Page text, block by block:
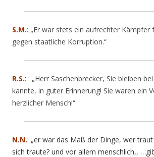
S.M.: „Er war stets ein aufrechter Kämpfer
gegen staatliche Korruption.“
R.S.: : „Herr Saschenbrecker, Sie bleiben
kannte, in guter Erinnerung! Sie waren ein
herzlicher Mensch!“
N.N.: „er war das Maß der Dinge, wer
sich traute? und vor allem menschlich,,